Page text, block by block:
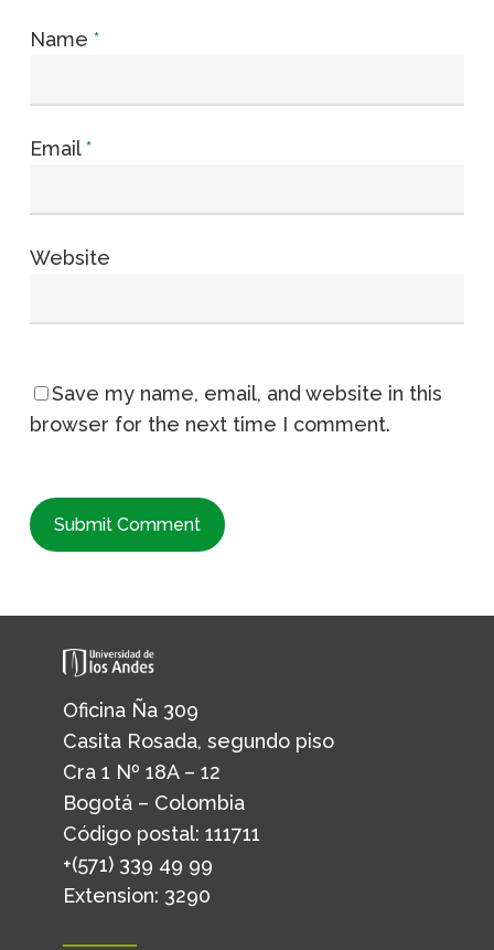
Name *
Email*
Website
Save my name, email, and website in this
browser for the next time I comment.
Oficina Ña 309
Casita Rosada, segundo piso
Cra 1 Nº 18A – 12
Bogotá – Colombia
Código postal: 111711
+(571) 339 49 99
Extension: 3290